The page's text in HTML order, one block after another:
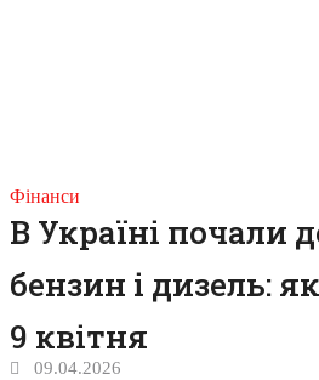
Фінанси
В Україні почали
бензин і дизель:
9 квітня
09.04.2026